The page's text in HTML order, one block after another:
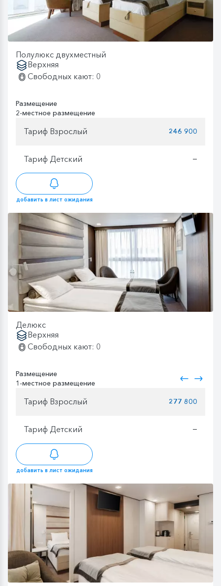
Полулюкс двухместный
Верхняя
Свободных кают: 0
Размещение
2-местное размещение
Тариф Взрослый 246 900
Тариф Детский —
добавить в лист ожидания
Делюкс
Верхняя
Свободных кают: 0
Размещение
1-местное размещение
Тариф Взрослый 277 800
Тариф Детский —
добавить в лист ожидания